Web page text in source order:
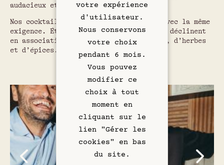
Hôtel & Services
Offres exclusives
Rive Gauche
Galerie
audacieux et
instant classic.
Nos cocktails sans alcool sont pensés avec la même
exigence. Étonnants et vibrants, ils se déclinent
en associations passionnantes de fruits, d’herbes
et d’épices. Du jamais bu.
votre expérience
d'utilisateur.
Nous conservons
votre choix
pendant 6 mois.
Vous pouvez
modifier ce
choix à tout
moment en
cliquant sur le
lien "Gérer les
cookies" en bas
du site.